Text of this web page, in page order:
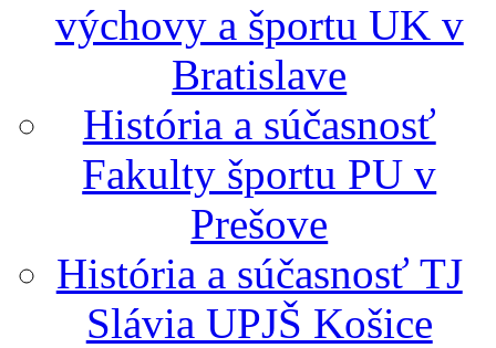
výchovy a športu UK v
Bratislave
História a súčasnosť
Fakulty športu PU v
Prešove
História a súčasnosť TJ
Slávia UPJŠ Košice